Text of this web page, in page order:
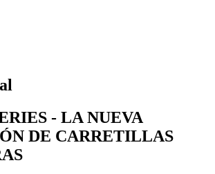
- LA NUEVA
DE CARRETILLAS